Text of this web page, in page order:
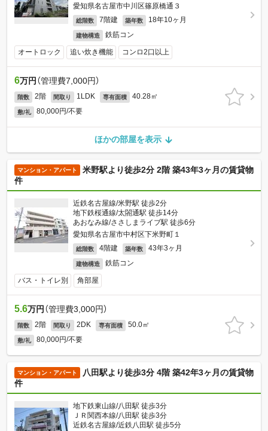
愛知県名古屋市中川区篠原橋通３
総階数 7階建 築年数 18年10ヶ月
建物構造 鉄筋コン
オートロック 追い炊き機能 コンロ2口以上
6万円 （管理費7,000円）
階数 2階 間取り 1LDK 専有面積 40.28㎡
敷/礼 80,000円/不要
ほかの部屋を表示
マンション・アパート
米野駅より徒歩2分 2階 築43年3ヶ月の賃貸物
件
近鉄名古屋線/米野駅 徒歩2分
地下鉄桜通線/太閤通駅 徒歩14分
あおなみ線/ささしまライブ駅 徒歩6分
愛知県名古屋市中村区下米野町１
総階数 4階建 築年数 43年3ヶ月
建物構造 鉄筋コン
バス・トイレ別 角部屋
5.6万円 （管理費3,000円）
階数 2階 間取り 2DK 専有面積 50.0㎡
敷/礼 80,000円/不要
マンション・アパート
八田駅より徒歩3分 4階 築42年3ヶ月の賃貸物
件
地下鉄東山線/八田駅 徒歩3分
ＪＲ関西本線/八田駅 徒歩3分
近鉄名古屋線/近鉄八田駅 徒歩5分